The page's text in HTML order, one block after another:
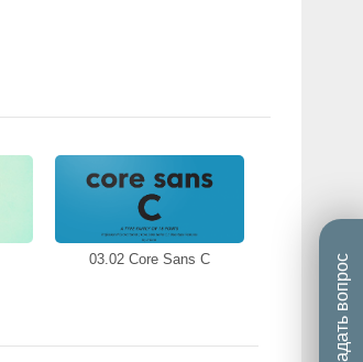
03.02 Core Sans C Задать вопрос